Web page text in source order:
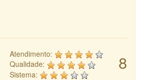
8
Atendimento:
Qualidade:
Sistema: